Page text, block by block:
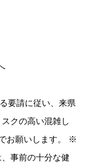
要請に従い、来県
クの高い混雑し
お願いします。 ※
事前の十分な健